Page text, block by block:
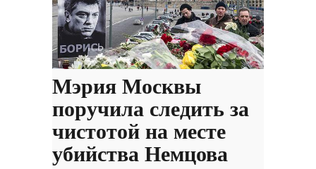
Мэрия Москвы
поручила следить за
чистотой на месте
убийства Немцова